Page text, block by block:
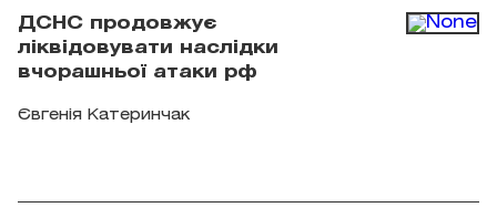
ДСНС продовжує
ліквідовувати наслідки
вчорашньої атаки рф
Євгенія Катеринчак